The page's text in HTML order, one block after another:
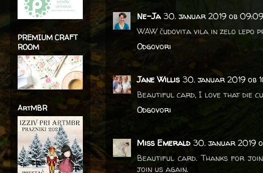
Ne-Ja 30. januar 2019 ob 09:09
WAW čudovita vila in zelo lepo
Odgovori
Jane Willis 30. januar 2019 ob
Beautiful card, I love that die
Odgovori
Miss Emerald 30. januar 2019
Beautiful card. Thanks for
join us again.
PREMIUM CRAFT
ROOM
ArtMBR